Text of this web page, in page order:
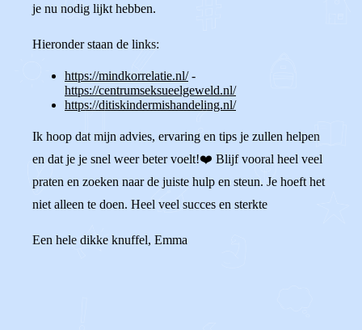
je nu nodig lijkt hebben.
Hieronder staan de links:
https://mindkorrelatie.nl/-
https://centrumseksueelgeweld.nl/
https://ditiskindermishandeling.nl/
Ik hoop dat mijn advies, ervaring en tips je zullen helpen
en dat je je snel weer beter voelt!❤️ Blijf vooral heel veel
praten en zoeken naar de juiste hulp en steun. Je hoeft het
niet alleen te doen. Heel veel succes en sterkte
Een hele dikke knuffel, Emma